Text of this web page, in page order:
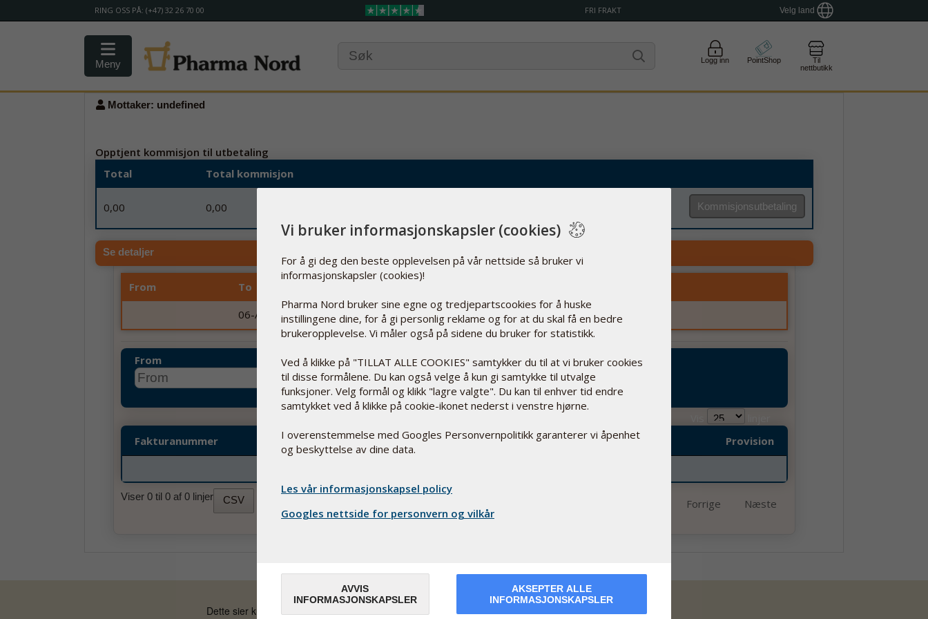
RING OSS PÅ: (+47) 32 26 70 00 FRI FRAKT Velg land
Meny Logg inn PointShop
Til
nettbutikk
Opptjent kommisjon til utbetaling
Mottaker: undefined
Total Total kommisjon
0,00 0,00
Se detaljer
From To
06-Aug-26
0,00 0,00
From To
Fakturanummer
Rabattkode Dato Salg
Provision
Viser 0 til 0 af 0 linjer
Forrige Næste
CSV
Vi bruker informasjonskapsler (cookies)
For å gi deg den beste opplevelsen på vår nettside så bruker vi
informasjonskapsler (cookies)!
Pharma Nord bruker sine egne og tredjepartscookies for å huske
instillingene dine, for å gi personlig reklame og for at du skal få en bedre
brukeropplevelse. Vi måler også på sidene du bruker for statistikk.
Ved å klikke på "TILLAT ALLE COOKIES" samtykker du til at vi bruker cookies
til disse formålene. Du kan også velge å kun gi samtykke til utvalge
funksjoner. Velg formål og klikk "lagre valgte". Du kan til enhver tid endre
samtykket ved å klikke på cookie-ikonet nederst i venstre hjørne.
I overenstemmelse med Googles Personvernpolitikk garanterer vi åpenhet
og beskyttelse av dine data.
Les vår informasjonskapsel policy
Googles nettside for personvern og vilkår
AVVIS
INFORMASJONSKAPSLER
AKSEPTER ALLE
INFORMASJONSKAPSLER